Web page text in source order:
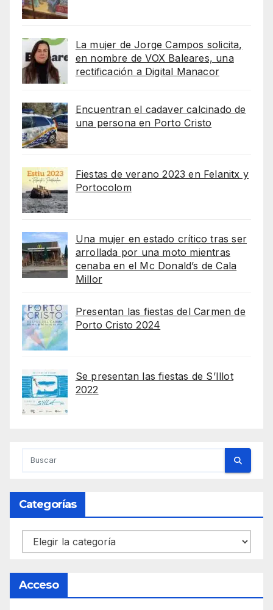
La mujer de Jorge Campos solicita,
en nombre de VOX Baleares, una
rectificación a Digital Manacor
Encuentran el cadaver calcinado de
una persona en Porto Cristo
Fiestas de verano 2023 en Felanitx y
Portocolom
Una mujer en estado crítico tras ser
arrollada por una moto mientras
cenaba en el Mc Donald’s de Cala
Millor
Presentan las fiestas del Carmen de
Porto Cristo 2024
Se presentan las fiestas de S’Illot
2022
Categorías
Categorías
Acceso